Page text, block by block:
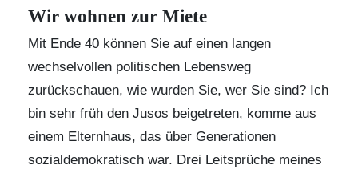
Wir wohnen zur Miete
Mit Ende 40 können Sie auf einen langen
wechselvollen politischen Lebensweg
zurückschauen, wie wurden Sie, wer Sie sind? Ich
bin sehr früh den Jusos beigetreten, komme aus
einem Elternhaus, das über Generationen
sozialdemokratisch war. Drei Leitsprüche meines